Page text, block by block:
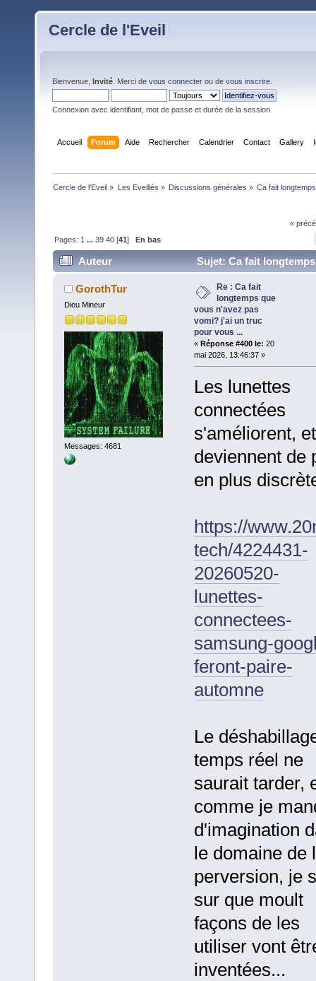
Cercle de l'Eveil
Bienvenue, Invité . Merci de vous connecter ou de vous inscrire
Connexion avec identifiant, mot de passe et durée de la session
Accueil Forum Aide Rechercher Calendrier Contact Gallery
Cercle de l'Eveil » Les Eveillés » Discussions générales » Ca fait
«
Pages: 1 ...39 40 [41]En bas
Auteur
Sujet: Ca fait
vous n'avez pas vomi? j'ai un truc pour vous ... (Lu
fois)
GorothTur
Dieu Mineur
Messages: 4681
Re : Ca fait
longtemps que
vous n'avez pas
vomi? j'ai un truc
pour vous ...
« Réponse #400 le: 20
mai 2026, 13:46:37 »
Les lunettes
connectées
s'améliorent, et
deviennent de
en plus
https://
tech/4224431-
20260520-
lunettes-
connectees-
samsung-
feront-paire-
automne
Le
temps réel ne
saurait tarder,
comme je
d'imagination
le domaine de
perversion, je
sur que moult
façons de les
utiliser vont
inventées...